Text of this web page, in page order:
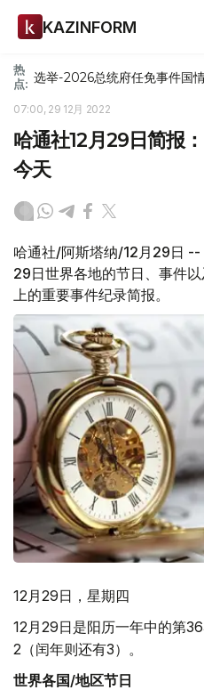
KAZINFORM
热
点: 选举-2026总统府任免事件国
07:00, 29 12月 2022
哈通社12月29日简报
今天
哈通社/阿斯塔纳/12月29日 --
29日世界各地的节日、事件
上的重要事件纪录简报。
12月29日，星期四
12月29日是阳历一年中的第
2（闰年则还有3）。
世界各国/地区节日